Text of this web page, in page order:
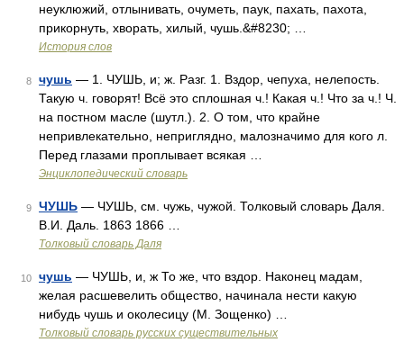
неуклюжий, отлынивать, очуметь, паук, пахать, пахота,
прикорнуть, хворать, хилый, чушь.&#8230; …
История слов
8 чушь — 1. ЧУШЬ, и; ж. Разг. 1. Вздор, чепуха, нелепость.
Такую ч. говорят! Всё это сплошная ч.! Какая ч.! Что за ч.! Ч.
на постном масле (шутл.). 2. О том, что крайне
непривлекательно, неприглядно, малозначимо для кого л.
Перед глазами проплывает всякая …
Энциклопедический словарь
9 ЧУШЬ — ЧУШЬ, см. чужь, чужой. Толковый словарь Даля.
В.И. Даль. 1863 1866 …
Толковый словарь Даля
10 чушь — ЧУШЬ, и, ж То же, что вздор. Наконец мадам,
желая расшевелить общество, начинала нести какую
нибудь чушь и околесицу (М. Зощенко) …
Толковый словарь русских существительных